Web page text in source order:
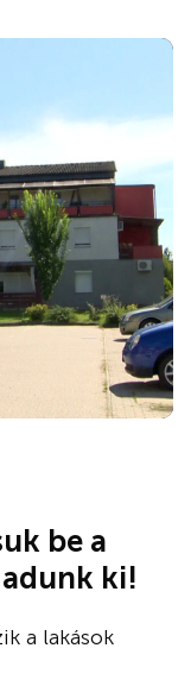
be a
ki!
a lakások